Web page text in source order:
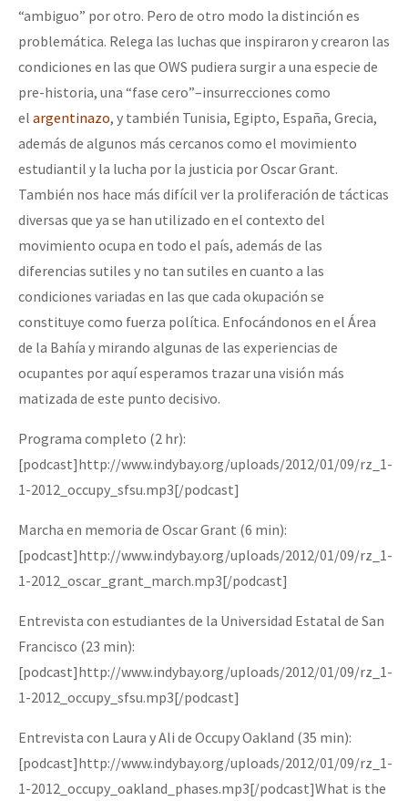
“ambiguo” por otro. Pero de otro modo la distinción es
problemática. Relega las luchas que inspiraron y crearon las
condiciones en las que OWS pudiera surgir a una especie de
pre-historia, una “fase cero”–insurrecciones como
el argentinazo, y también Tunisia, Egipto, España, Grecia,
además de algunos más cercanos como el movimiento
estudiantil y la lucha por la justicia por Oscar Grant.
También nos hace más difícil ver la proliferación de tácticas
diversas que ya se han utilizado en el contexto del
movimiento ocupa en todo el país, además de las
diferencias sutiles y no tan sutiles en cuanto a las
condiciones variadas en las que cada okupación se
constituye como fuerza política. Enfocándonos en el Área
de la Bahía y mirando algunas de las experiencias de
ocupantes por aquí esperamos trazar una visión más
matizada de este punto decisivo.
Programa completo (2 hr):
[podcast]http://www.indybay.org/uploads/2012/01/09/rz_1-
1-2012_occupy_sfsu.mp3[/podcast]
Marcha en memoria de Oscar Grant (6 min):
[podcast]http://www.indybay.org/uploads/2012/01/09/rz_1-
1-2012_oscar_grant_march.mp3[/podcast]
Entrevista con estudiantes de la Universidad Estatal de San
Francisco (23 min):
[podcast]http://www.indybay.org/uploads/2012/01/09/rz_1-
1-2012_occupy_sfsu.mp3[/podcast]
Entrevista con Laura y Ali de Occupy Oakland (35 min):
[podcast]http://www.indybay.org/uploads/2012/01/09/rz_1-
1-2012_occupy_oakland_phases.mp3[/podcast]What is the